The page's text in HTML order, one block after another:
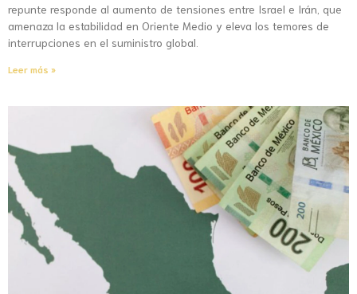
repunte responde al aumento de tensiones entre Israel e Irán, que
amenaza la estabilidad en Oriente Medio y eleva los temores de
interrupciones en el suministro global.
Leer más »